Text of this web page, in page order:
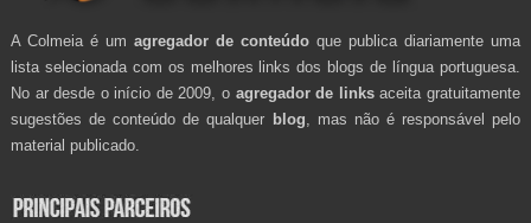
A Colmeia é um agregador de conteúdo que publica diariamente uma
lista selecionada com os melhores links dos blogs de língua portuguesa.
No ar desde o início de 2009, o agregador de linksaceita gratuitamente
sugestões de conteúdo de qualquer blog , mas não é responsável pelo
material publicado.